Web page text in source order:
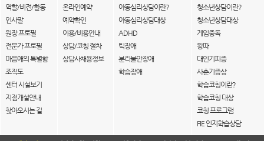
역할/비전/활동
인사말
원장 프로필
전문가 프로필
마음애의 특별함
조직도
센터 시설보기
지점개설안내
찾아오시는 길
온라인예약
예약확인
이용/비용안내
상담/코칭 절차
상담사채용정보
아동심리상담이란?
아동심리상담대상
ADHD
틱장애
분리불안장애
학습장애
청소년상담이란?
청소년상담대상
게임중독
왕따
대인기피증
사춘기증상
학습코칭이란?
학습코칭 대상
코칭 프로그램
FIE 인지학습상담